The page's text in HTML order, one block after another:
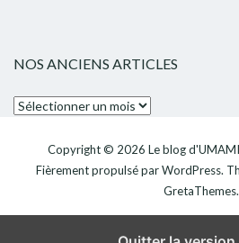
NOS ANCIENS ARTICLES
Nos
articlesCopyright © 2026 Le blog d'UMAMI
Fièrement propulsé parWordPress.
GretaThemes.